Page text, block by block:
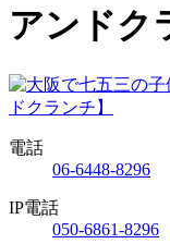
アンドク
電話
06-6448-8296
IP電話
050-6861-8296